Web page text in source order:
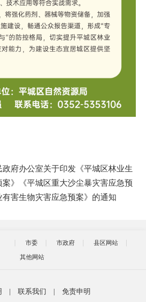
府办公室关于印发《平城区林业生
》《平城区重大沙尘暴灾害应急预
害生物灾害应急预案》的通知
市委 市政府
县区网站
其他网站
联系我们 免责申明